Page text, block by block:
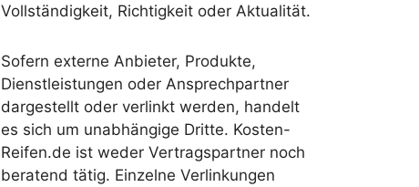
Vollständigkeit, Richtigkeit oder Aktualität.
Sofern externe Anbieter, Produkte,
Dienstleistungen oder Ansprechpartner
dargestellt oder verlinkt werden, handelt
es sich um unabhängige Dritte. Kosten-
Reifen.de ist weder Vertragspartner noch
beratend tätig. Einzelne Verlinkungen